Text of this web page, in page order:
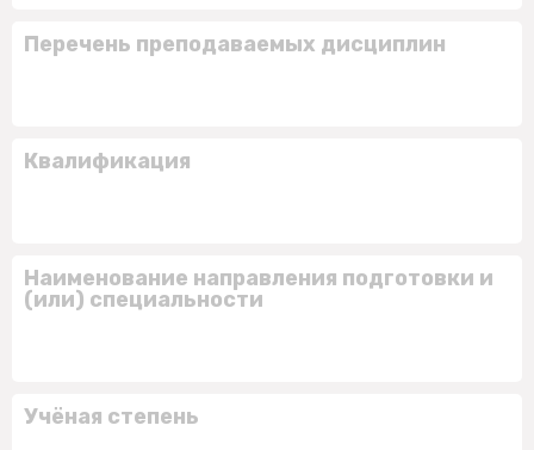
Перечень преподаваемых дисциплин
Квалификация
Наименование направления подготовки и
(или) специальности
Учёная степень